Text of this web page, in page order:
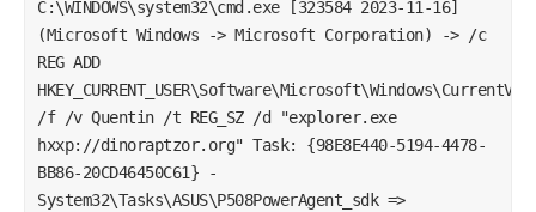
C:\WINDOWS\system32\cmd.exe [323584 2023-11-16]
(Microsoft Windows -> Microsoft Corporation) -> /c
REG ADD
/f /v Quentin /t REG_SZ /d "explorer.exe
hxxp://dinoraptzor.org" Task: {98E8E440-5194-4478-
BB86-20CD46450C61} -
System32\Tasks\ASUS\P508PowerAgent_sdk =>